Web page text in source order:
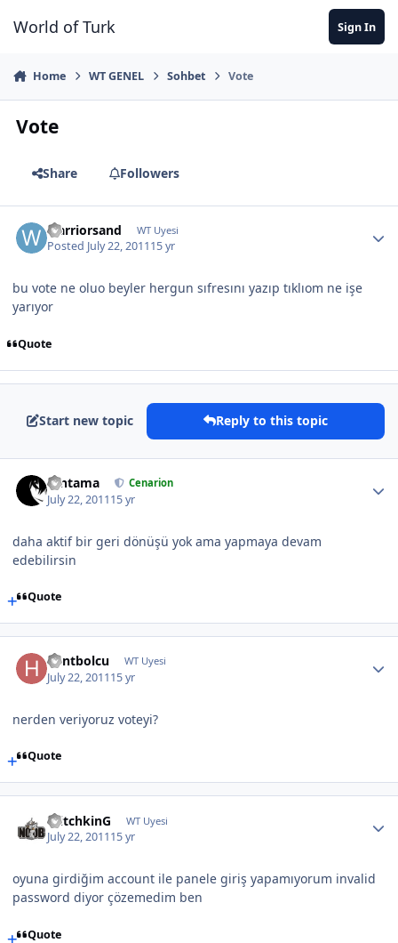
World of Turk Sign In
Home WT GENEL Sohbet Vote
Vote
Share Followers
warriorsand WT Uyesi
Posted July 22, 201115 yr
bu vote ne oluo beyler hergun sıfresını yazıp tıklıom ne işe
yarıyor
Quote
Start new topic Reply to this topic
Gintama Cenarion
July 22, 201115 yr
daha aktif bir geri dönüşü yok ama yapmaya devam
edebilirsin
Quote
hentbolcu WT Uyesi
July 22, 201115 yr
nerden veriyoruz voteyi?
Quote
WitchkinG WT Uyesi
July 22, 201115 yr
oyuna girdiğim account ile panele giriş yapamıyorum invalid
password diyor çözemedim ben
Quote